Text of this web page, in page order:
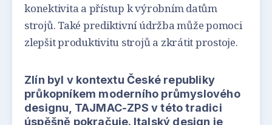
konektivita a přístup k výrobním datům
strojů. Také prediktivní údržba může pomoci
zlepšit produktivitu strojů a zkrátit prostoje.
Zlín byl v kontextu České republiky
průkopníkem moderního průmyslového
designu, TAJMAC-ZPS v této tradici
úspěšně pokračuje. Italský design je